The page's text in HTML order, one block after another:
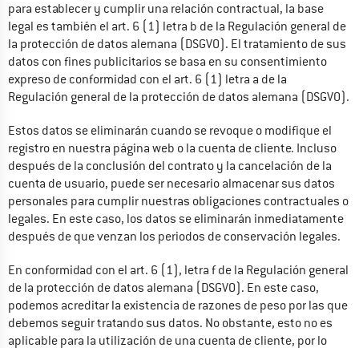
para establecer y cumplir una relación contractual, la base
legal es también el art. 6 (1) letra b de la Regulación general de
la protección de datos alemana (DSGVO). El tratamiento de sus
datos con fines publicitarios se basa en su consentimiento
expreso de conformidad con el art. 6 (1) letra a de la
Regulación general de la protección de datos alemana (DSGVO).
Estos datos se eliminarán cuando se revoque o modifique el
registro en nuestra página web o la cuenta de cliente. Incluso
después de la conclusión del contrato y la cancelación de la
cuenta de usuario, puede ser necesario almacenar sus datos
personales para cumplir nuestras obligaciones contractuales o
legales. En este caso, los datos se eliminarán inmediatamente
después de que venzan los periodos de conservación legales.
En conformidad con el art. 6 (1), letra f de la Regulación general
de la protección de datos alemana (DSGVO). En este caso,
podemos acreditar la existencia de razones de peso por las que
debemos seguir tratando sus datos. No obstante, esto no es
aplicable para la utilización de una cuenta de cliente, por lo